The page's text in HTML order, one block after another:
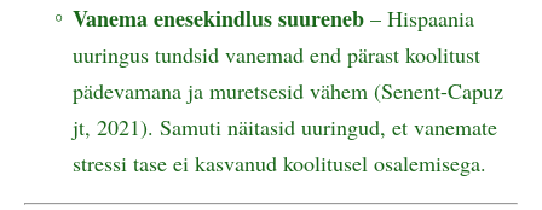
Vanema enesekindlus suureneb – Hispaania
uuringus tundsid vanemad end pärast koolitust
pädevamana ja muretsesid vähem (Senent-Capuz
jt, 2021). Samuti näitasid uuringud, et vanemate
stressi tase ei kasvanud koolitusel osalemisega.